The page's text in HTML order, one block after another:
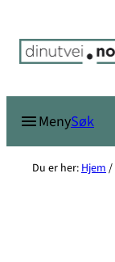
innhold
MenySøk
Du er her: Hjem /